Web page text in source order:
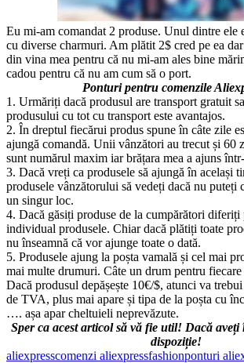
Eu mi-am comandat 2 produse. Unul dintre ele
cu diverse charmuri. Am plătit 2$ cred pe ea
din vina mea pentru că nu mi-am ales bine
cadou pentru că nu am cum să o port.
Ponturi pentru comenzile
1. Urmăriți dacă produsul are transport gratuit
produsului cu tot cu transport este avantajos.
2. În dreptul fiecărui produs spune în câte zile
ajungă comandă. Unii vânzători au trecut și 60
sunt numărul maxim iar brățara mea a ajuns
3. Dacă vreți ca produsele să ajungă în același
produsele vânzătorului să vedeți dacă nu puteți
un singur loc.
4. Dacă găsiți produse de la cumpărători diferiți
individual produsele. Chiar dacă plătiți toate
nu înseamnă că vor ajunge toate o dată.
5. Produsele ajung la poșta vamală și cel mai
mai multe drumuri. Câte un drum pentru fiecare
Dacă produsul depășește 10€/$, atunci va
de TVA, plus mai apare și tipa de la poșta cu
…. așa apar cheltuieli neprevăzute.
Sper ca acest articol să vă fie util! Dacă
dispoziție!
aliexpresscomenzi aliexpressfashionponturi